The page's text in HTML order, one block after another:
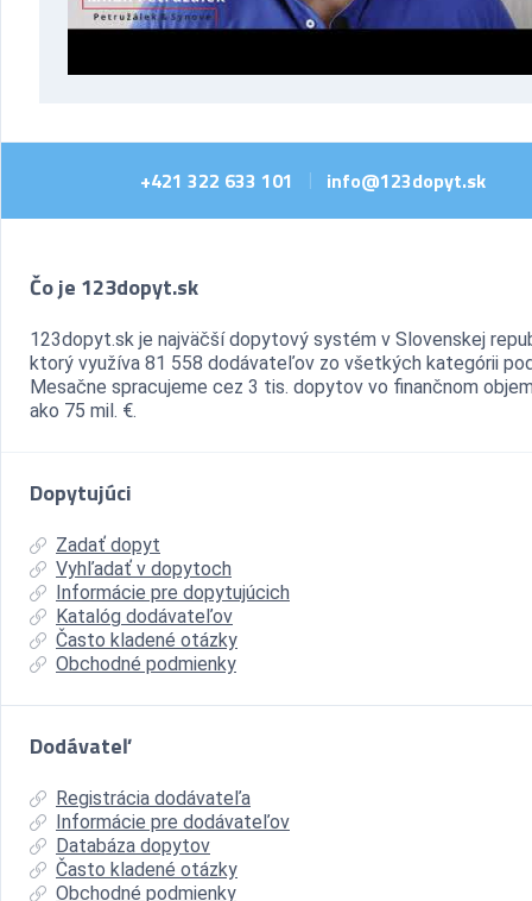
+421 322 633 101 info@123dopyt.sk
Čo je 123dopyt.sk
123dopyt.sk je najväčší dopytový systém v Slovenskej
ktorý využíva 81 558 dodávateľov zo všetkých kategórii
Mesačne spracujeme cez 3 tis. dopytov vo finančnom
ako 75 mil. €.
Dopytujúci
Zadať dopyt
Vyhľadať v dopytoch
Informácie pre dopytujúcich
Katalóg dodávateľov
Často kladené otázky
Obchodné podmienky
Dodávateľ
Registrácia dodávateľa
Informácie pre dodávateľov
Databáza dopytov
Často kladené otázky
Obchodné podmienky